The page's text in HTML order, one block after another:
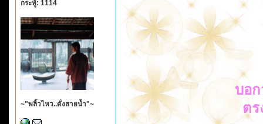
กระทู้: 1114
~"พลิ้วไหว..ดั่งสายน้ำ"~
บอ
ตร